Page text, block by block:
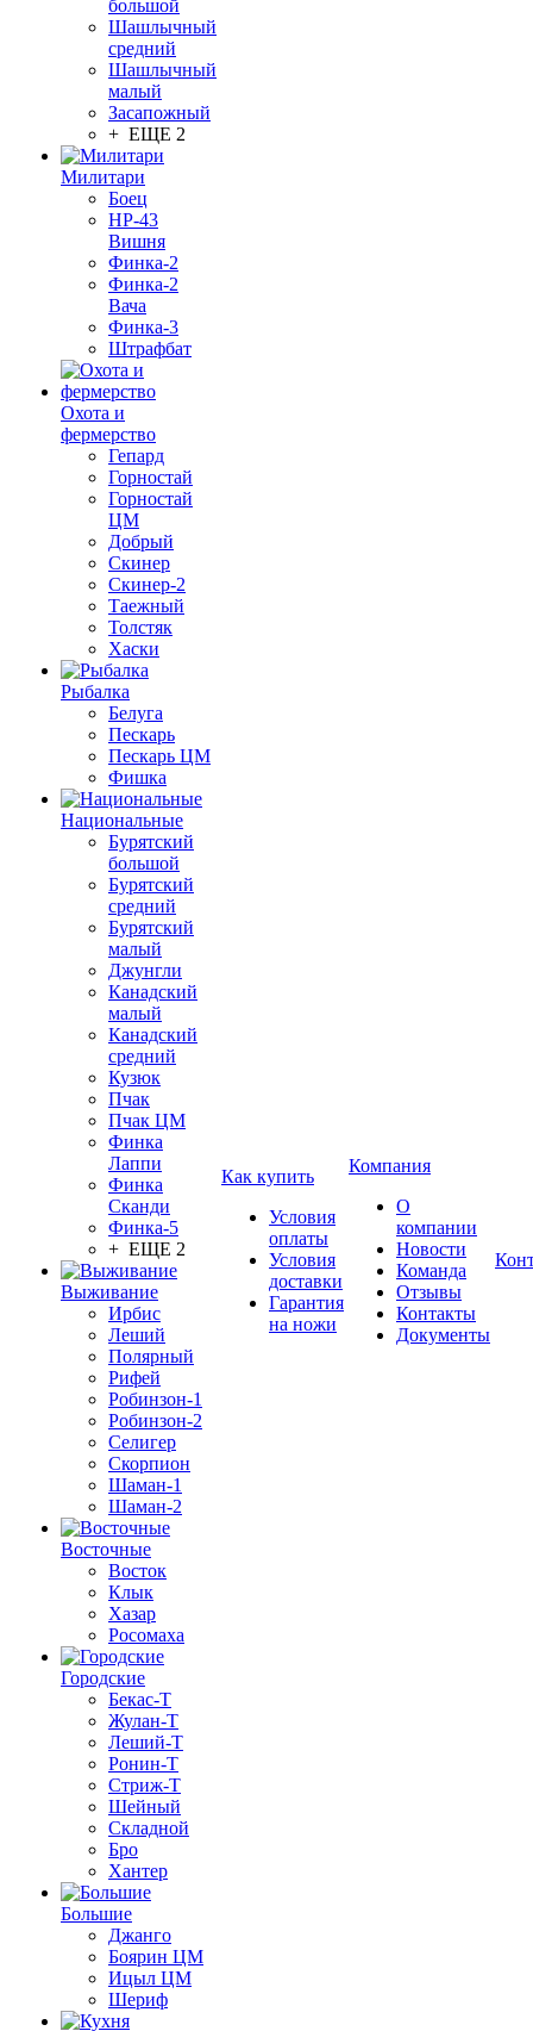
большой
Шашлычный
средний
Шашлычный
малый
Засапожный
+ ЕЩЕ 2
Милитари
Боец
НР-43
Вишня
Финка-2
Финка-2
Вача
Финка-3
Штрафбат
Охота и
фермерство
Гепард
Горностай
Горностай
ЦМ
Добрый
Скинер
Скинер-2
Таежный
Толстяк
Хаски
Рыбалка
Белуга
Пескарь
Пескарь ЦМ
Фишка
Национальные
Бурятский
большой
Бурятский
средний
Бурятский
малый
Джунгли
Канадский
малый
Канадский
средний
Кузюк
Пчак
Пчак ЦМ
Финка
Лаппи
Финка
Сканди
Финка-5
+ ЕЩЕ 2
Выживание
Ирбис
Леший
Полярный
Рифей
Робинзон-1
Робинзон-2
Селигер
Скорпион
Шаман-1
Шаман-2
Восточные
Восток
Клык
Хазар
Росомаха
Городские
Бекас-Т
Жулан-Т
Леший-Т
Ронин-Т
Стриж-Т
Шейный
Складной
Бро
Хантер
Большие
Джанго
Боярин ЦМ
Ицыл ЦМ
Шериф
Как купить
Условия
оплаты
Условия
доставки
Гарантия
на ножи
Компания
О
компании
Новости
Команда
Отзывы
Контакты
Документы